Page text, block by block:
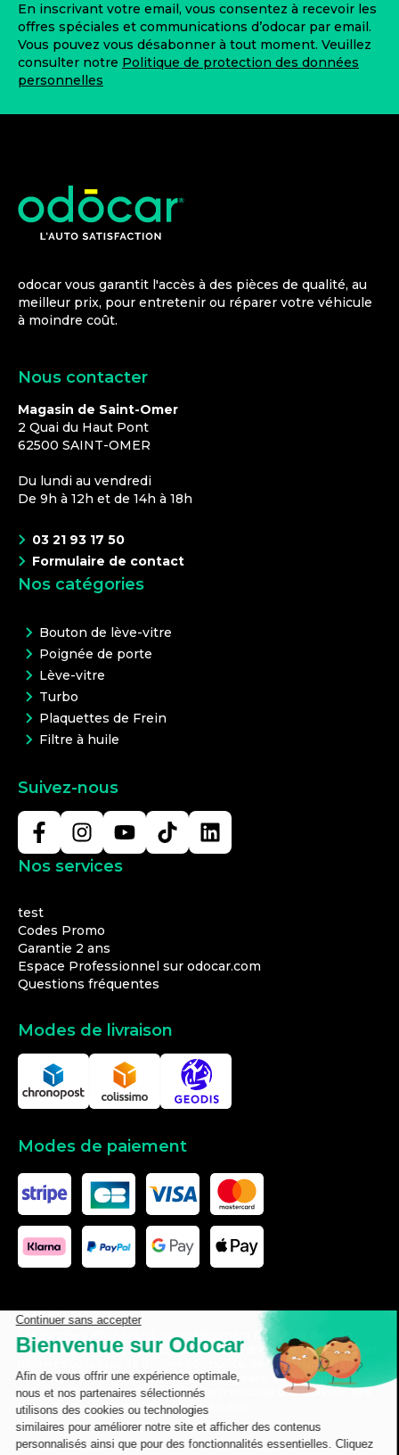
En inscrivant votre email, vous consentez à recevoir les
offres spéciales et communications d’odocar par email.
Vous pouvez vous désabonner à tout moment. Veuillez
consulter notre Politique de protection des données
personnelles
odocar vous garantit l'accès à des pièces de qualité, au
meilleur prix, pour entretenir ou réparer votre véhicule
à moindre coût.
Nous contacter
Magasin de Saint-Omer
2 Quai du Haut Pont
62500 SAINT-OMER
Du lundi au vendredi
De 9h à 12h et de 14h à 18h
03 21 93 17 50
Formulaire de contact
Nos catégories
Bouton de lève-vitre
Poignée de porte
Lève-vitre
Turbo
Plaquettes de Frein
Filtre à huile
Suivez-nous
Nos services
test
Codes Promo
Garantie 2 ans
Espace Professionnel sur odocar.com
Questions fréquentes
Modes de livraison
Modes de paiement
Les données affichées ici, particulièrement la base de donnée
complète, ne doivent pas être copiées. Il est interdit d’exploiter les
données ou la base de données complète, de laisser un tiers les
exploiter, ni de les rendre accessible à un tiers, sans accord
préalable de TecDoc. Toute infraction constitue une violation des
droits d’auteur et fera l’objet de poursuites.